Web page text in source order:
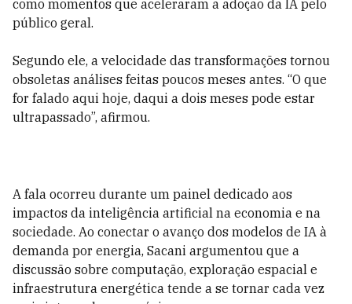
como momentos que aceleraram a adoção da IA pelo
público geral.
Segundo ele, a velocidade das transformações tornou
obsoletas análises feitas poucos meses antes. “O que
for falado aqui hoje, daqui a dois meses pode estar
ultrapassado”, afirmou.
A fala ocorreu durante um painel dedicado aos
impactos da inteligência artificial na economia e na
sociedade. Ao conectar o avanço dos modelos de IA à
demanda por energia, Sacani argumentou que a
discussão sobre computação, exploração espacial e
infraestrutura energética tende a se tornar cada vez